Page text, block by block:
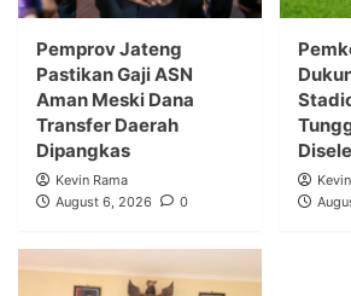
Pemprov Jateng
Pastikan Gaji ASN
Aman Meski Dana
Transfer Daerah
Dipangkas
Kevin Rama
August 6, 2026
0